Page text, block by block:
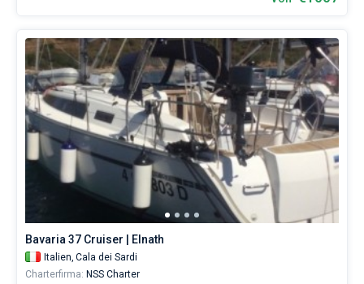
Bavaria 37 Cruiser | Elnath
Italien, Cala dei Sardi
Charterfirma: NSS Charter